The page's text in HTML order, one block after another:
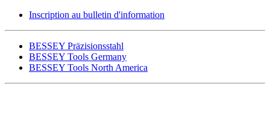
Inscription au bulletin d'information
BESSEY Präzisionsstahl
BESSEY Tools Germany
BESSEY Tools North America